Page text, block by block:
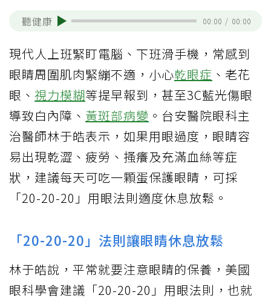
聽健康 00:00 / 00:00
現代人上班緊盯電腦、下班滑手機，常感到
眼睛周圍肌肉緊繃不適，小心乾眼症 、老花
眼、 視力模糊等提早報到，甚至3C藍光傷眼
導致白內障、 黃斑部病變 。台安醫院眼科主
治醫師林于皓表示，如果用眼過度，眼睛容
易出現乾澀、疲勞、搔癢及充滿血絲等症
狀，建議每天可吃一顆蛋保護眼睛，可採
「20-20-20」用眼法則適度休息放鬆。
「20-20-20」法則讓眼睛休息放鬆
林于皓說，平常就要注意眼睛的保養，美國
眼科學會建議「20-20-20」用眼法則，也就